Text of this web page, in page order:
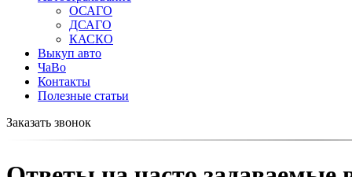
ОСАГО
ДСАГО
КАСКО
Выкуп авто
ЧаВо
Контакты
Полезные статьи
Заказать звонок